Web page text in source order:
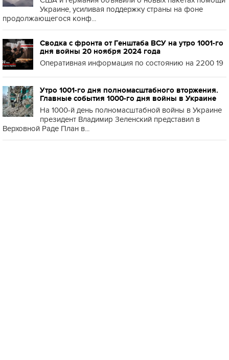
Украине, усиливая поддержку страны на фоне
продолжающегося конф...
Сводка с фронта от Генштаба ВСУ на утро 1001-го
дня войны 20 ноября 2024 года
Оперативная информация по состоянию на 2200 19
Утро 1001-го дня полномасштабного вторжения.
Главные события 1000-го дня войны в Украине
На 1000-й день полномасштабной войны в Украине
президент Владимир Зеленский представил в
Верховной Раде План в...